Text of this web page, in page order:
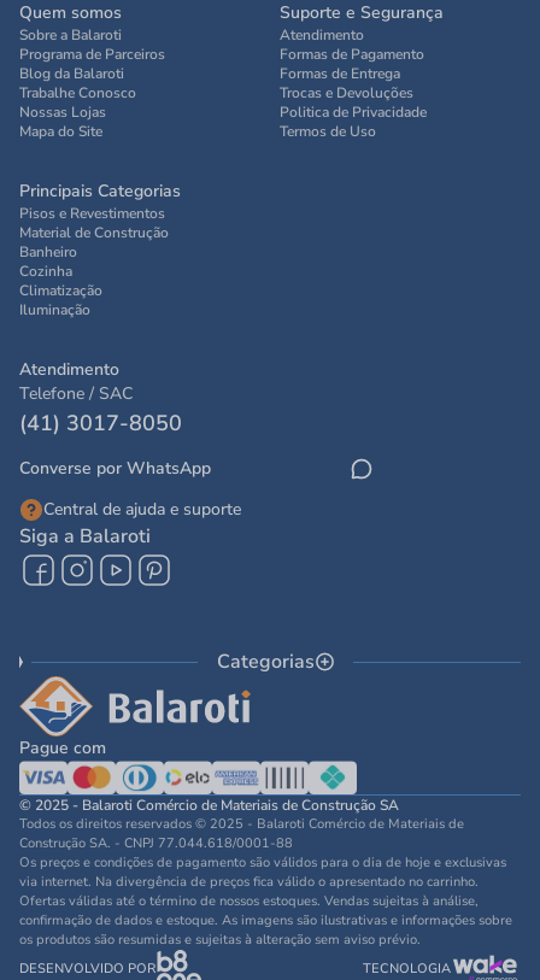
Quem somos
Sobre a Balaroti
Programa de Parceiros
Blog da Balaroti
Trabalhe Conosco
Nossas Lojas
Mapa do Site
Suporte e Segurança
Atendimento
Formas de Pagamento
Formas de Entrega
Trocas e Devoluções
Politica de Privacidade
Termos de Uso
Principais Categorias
Pisos e Revestimentos
Material de Construção
Banheiro
Cozinha
Climatização
Iluminação
Atendimento
Telefone / SAC
(41) 3017-8050
Converse por WhatsApp
Central de ajuda e suporte
Siga a Balaroti
Categorias
Pague com
© 2025 - Balaroti Comércio de Materiais de Construção SA
Todos os direitos reservados © 2025 - Balaroti Comércio de Materiais de
Construção SA. - CNPJ 77.044.618/0001-88
Os preços e condições de pagamento são válidos para o dia de hoje e exclusivas
via internet. Na divergência de preços fica válido o apresentado no carrinho.
Ofertas válidas até o término de nossos estoques. Vendas sujeitas à análise,
confirmação de dados e estoque. As imagens são ilustrativas e informações sobre
os produtos são resumidas e sujeitas à alteração sem aviso prévio.
DESENVOLVIDO POR
TECNOLOGIA